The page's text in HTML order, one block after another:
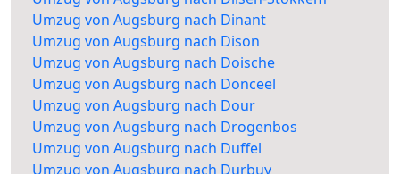
Umzug von Augsburg nach Dinant
Umzug von Augsburg nach Dison
Umzug von Augsburg nach Doische
Umzug von Augsburg nach Donceel
Umzug von Augsburg nach Dour
Umzug von Augsburg nach Drogenbos
Umzug von Augsburg nach Duffel
Umzug von Augsburg nach Durbuy